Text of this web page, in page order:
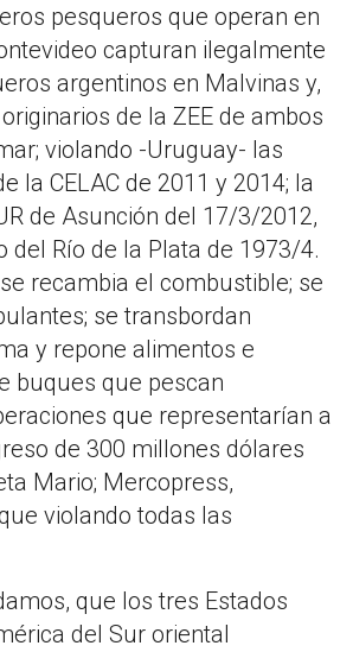
pesqueros que operan en
capturan ilegalmente
argentinos en Malvinas y,
de la ZEE de ambos
violando -Uruguay- las
la CELAC de 2011 y 2014; la
de Asunción del 17/3/2012,
del Río de la Plata de 1973/4.
recambia el combustible; se
se transbordan
y repone alimentos e
buques que pescan
que representarían a
de 300 millones dólares
Mario; Mercopress,
violando todas las
que los tres Estados
del Sur oriental